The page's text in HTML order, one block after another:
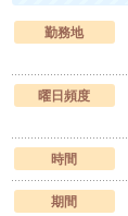
勤務地
曜日頻度
時間
期間